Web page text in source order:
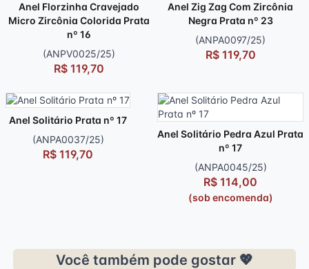
Anel Florzinha Cravejado
Micro Zircônia Colorida Prata
nº 16
(ANPV0025/25)
R$ 119,70
Anel Zig Zag Com Zircônia
Negra Prata nº 23
(ANPA0097/25)
R$ 119,70
Anel Solitário Prata nº 17
(ANPA0037/25)
R$ 119,70
Anel Solitário Pedra Azul Prata
nº 17
(ANPA0045/25)
R$ 114,00
(sob encomenda)
Você também pode gostar 💖